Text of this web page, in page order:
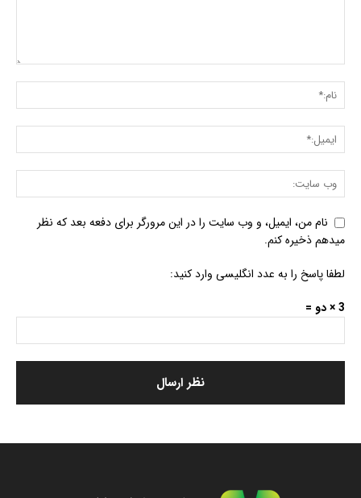
نام من، ایمیل، و وب سایت را در این مرورگر برای دفعه بعد که نظر
میدهم ذخیره کنم.
لطفا پاسخ را به عدد انگلیسی وارد کنید:
3 × دو =